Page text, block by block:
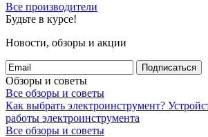
Все производители
Будьте в курсе!
Новости, обзоры и акции
Подписаться
Обзоры и советы
Все обзоры и советы
Как выбрать электроинструмент?
работы электроинструмента
Все обзоры и советы